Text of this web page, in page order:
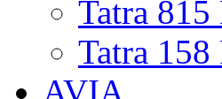
Tatra
Tatra 158
AVIA